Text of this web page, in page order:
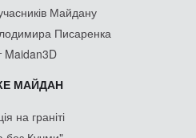
Майдану
Писаренка
Maidan3D
МАЙДАН
на граніті